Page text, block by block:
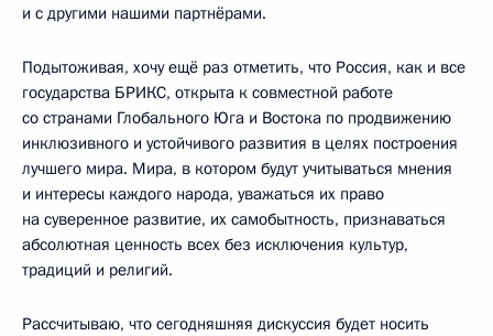
и с другими нашими партнёрами.
Подытоживая, хочу ещё раз отметить, что Россия, как и все
государства БРИКС, открыта к совместной работе
со странами Глобального Юга и Востока по продвижению
инклюзивного и устойчивого развития в целях построения
лучшего мира. Мира, в котором будут учитываться мнения
и интересы каждого народа, уважаться их право
на суверенное развитие, их самобытность, признаваться
абсолютная ценность всех без исключения культур,
традиций и религий.
Рассчитываю, что сегодняшняя дискуссия будет носить